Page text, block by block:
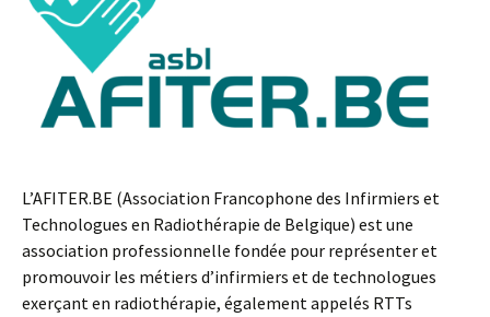
L’AFITER.BE (Association Francophone des Infirmiers et
Technologues en Radiothérapie de Belgique) est une
association professionnelle fondée pour représenter et
promouvoir les métiers d’infirmiers et de technologues
exerçant en radiothérapie, également appelés RTTs